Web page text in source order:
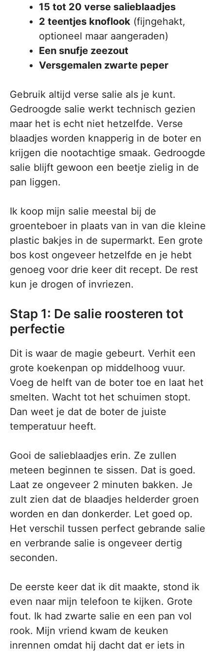
15 tot 20 verse salieblaadjes
2 teentjes knoflook (fijngehakt,
optioneel maar aangeraden)
Een snufje zeezout
Versgemalen zwarte peper
Gebruik altijd verse salie als je kunt.
Gedroogde salie werkt technisch gezien
maar het is echt niet hetzelfde. Verse
blaadjes worden knapperig in de boter en
krijgen die nootachtige smaak. Gedroogde
salie blijft gewoon een beetje zielig in de
pan liggen.
Ik koop mijn salie meestal bij de
groenteboer in plaats van in van die kleine
plastic bakjes in de supermarkt. Een grote
bos kost ongeveer hetzelfde en je hebt
genoeg voor drie keer dit recept. De rest
kun je drogen of invriezen.
Stap 1: De salie roosteren tot
perfectie
Dit is waar de magie gebeurt. Verhit een
grote koekenpan op middelhoog vuur.
Voeg de helft van de boter toe en laat het
smelten. Wacht tot het schuimen stopt.
Dan weet je dat de boter de juiste
temperatuur heeft.
Gooi de salieblaadjes erin. Ze zullen
meteen beginnen te sissen. Dat is goed.
Laat ze ongeveer 2 minuten bakken. Je
zult zien dat de blaadjes helderder groen
worden en dan donkerder. Let goed op.
Het verschil tussen perfect gebrande salie
en verbrande salie is ongeveer dertig
seconden.
De eerste keer dat ik dit maakte, stond ik
even naar mijn telefoon te kijken. Grote
fout. Ik had zwarte salie en een pan vol
rook. Mijn vriend kwam de keuken
inrennen omdat hij dacht dat er iets in